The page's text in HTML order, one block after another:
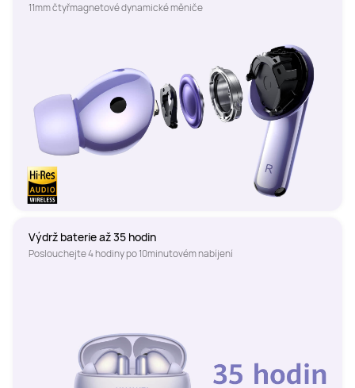
11mm čtyřmagnetové dynamické měniče
Výdrž baterie až 35 hodin
Poslouchejte 4 hodiny po 10minutovém nabíjení